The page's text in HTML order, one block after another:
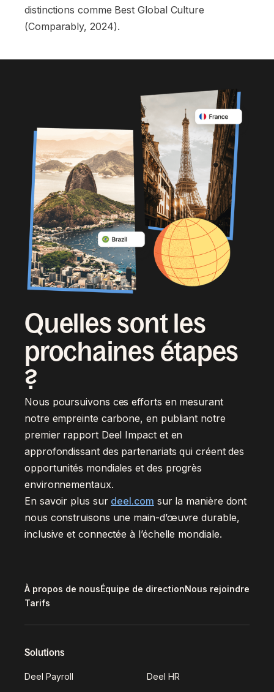
distinctions comme Best Global Culture
(Comparably, 2024).
Quelles sont les
prochaines étapes
?
Nous poursuivons ces efforts en mesurant
notre empreinte carbone, en publiant notre
premier rapport Deel Impact et en
approfondissant des partenariats qui créent des
opportunités mondiales et des progrès
environnementaux.
En savoir plus sur deel.com sur la manière dont
nous construisons une main-d’œuvre durable,
inclusive et connectée à l’échelle mondiale.
À propos de nousÉquipe de directionNous rejoindre
Tarifs
Solutions
Deel Payroll Deel HR